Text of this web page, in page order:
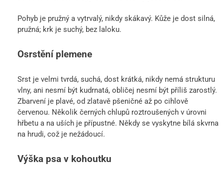
Pohyb je pružný a vytrvalý, nikdy skákavý. Kůže je dost silná,
pružná; krk je suchý, bez laloku.
Osrstění plemene
Srst je velmi tvrdá, suchá, dost krátká, nikdy nemá strukturu
vlny, ani nesmí být kudrnatá, obličej nesmí být příliš zarostlý.
Zbarvení je plavé, od zlatavě pšeničné až po cihlově
červenou. Několik černých chlupů roztroušených v úrovni
hřbetu a na uších je přípustné. Někdy se vyskytne bílá skvrna
na hrudi, což je nežádoucí.
Výška psa v kohoutku